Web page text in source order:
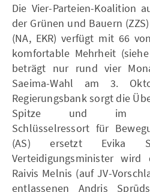
Die Vier-Parteien-Koalition
der Grünen und Bauern
(NA, EKR) verfügt mit 66
komfortable Mehrheit
beträgt nur rund vier
Saeima-Wahl am 3.
Regierungsbank sorgt die
Spitze und im
Schlüsselressort für
(AS) ersetzt Evika
Verteidigungsminister
Raivis Melnis (auf JV-
entlassenen Andris